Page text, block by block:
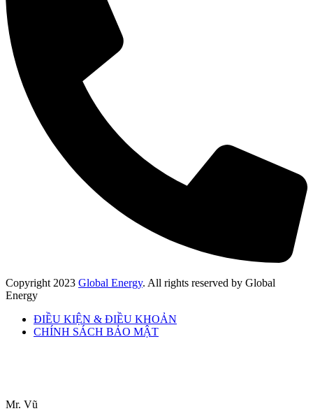
Copyright 2023 Global Energy. All rights reserved by Global
Energy
ĐIỀU KIỆN & ĐIỀU KHOẢN
CHÍNH SÁCH BẢO MẬT
Mr. Vũ